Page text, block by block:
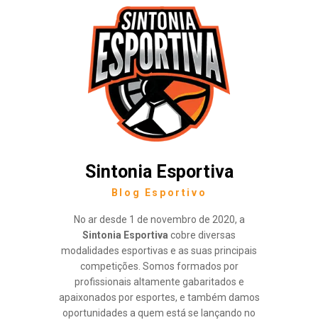
Sintonia Esportiva
Blog Esportivo
No ar desde 1 de novembro de 2020, a
Sintonia Esportiva cobre diversas
modalidades esportivas e as suas principais
competições. Somos formados por
profissionais altamente gabaritados e
apaixonados por esportes, e também damos
oportunidades a quem está se lançando no